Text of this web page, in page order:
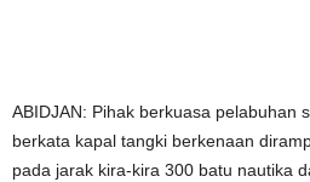
ABIDJAN: Pihak berkuasa pelabuhan
berkata kapal tangki berkenaan
pada jarak kira-kira 300 batu nautika